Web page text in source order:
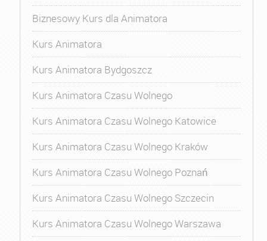
Biznesowy Kurs dla Animatora
Kurs Animatora
Kurs Animatora Bydgoszcz
Kurs Animatora Czasu Wolnego
Kurs Animatora Czasu Wolnego Katowice
Kurs Animatora Czasu Wolnego Kraków
Kurs Animatora Czasu Wolnego Poznań
Kurs Animatora Czasu Wolnego Szczecin
Kurs Animatora Czasu Wolnego Warszawa